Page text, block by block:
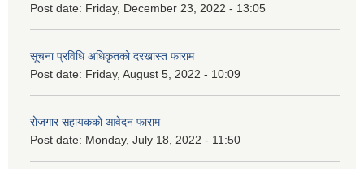
Post date: Friday, December 23, 2022 - 13:05
सूचना प्रविधि अधिकृतको दरखास्त फाराम
Post date: Friday, August 5, 2022 - 10:09
रोजगार सहायकको आवेदन फाराम
Post date: Monday, July 18, 2022 - 11:50